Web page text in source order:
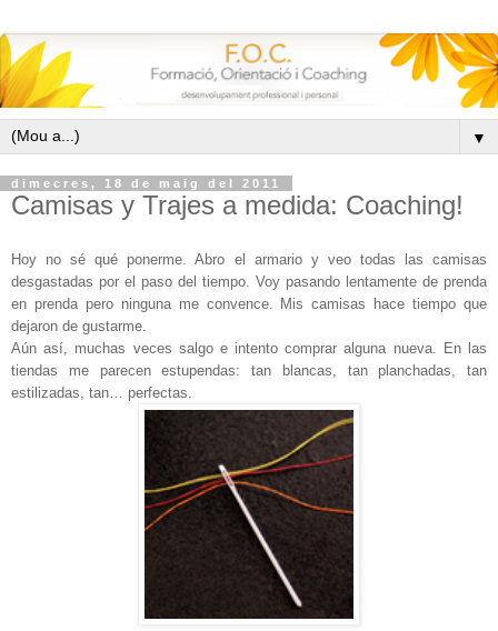
▼
dimecres, 18 de maig del 2011
Camisas y Trajes a medida: Coaching!
Hoy no sé qué ponerme. Abro el armario y veo todas las camisas
desgastadas por el paso del tiempo. Voy pasando lentamente de prenda
en prenda pero ninguna me convence. Mis camisas hace tiempo que
dejaron de gustarme.
Aún así, muchas veces salgo e intento comprar alguna nueva. En las
tiendas me parecen estupendas: tan blancas, tan planchadas, tan
estilizadas, tan… perfectas.